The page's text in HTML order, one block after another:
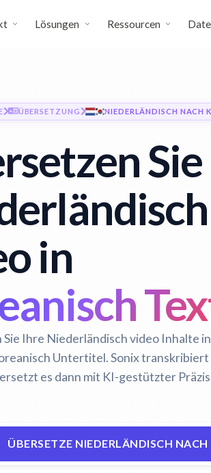
Lösungen Ressourcen
ÜBERSETZUNG NIEDERLÄNDISCH NACH
Sie
in
Ihre Niederländisch video Inhalte
Untertitel. Sonix
es dann mit KI-gestützter
ÜBERSETZE NIEDERLÄNDISCH